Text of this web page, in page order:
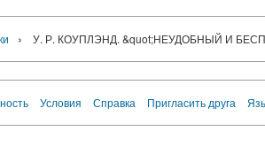
› У. Р. КОУПЛЭНД. &quot;НЕУДОБНЫЙ И
Условия Справка Пригласить друга